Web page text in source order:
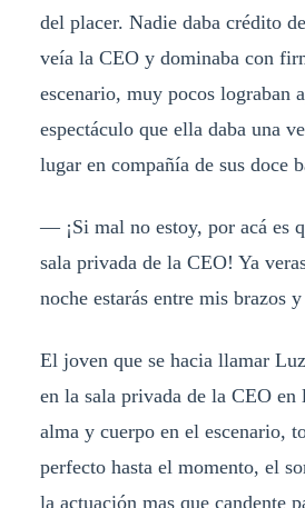
del placer. Nadie daba crédito
veía la CEO y dominaba con
escenario, muy pocos lograban
espectáculo que ella daba una
lugar en compañía de sus doce
— ¡Si mal no estoy, por acá es
sala privada de la CEO! Ya
noche estarás entre mis brazos
El joven que se hacia llamar
en la sala privada de la CEO en
alma y cuerpo en el escenario,
perfecto hasta el momento, el
la actuación mas que candente